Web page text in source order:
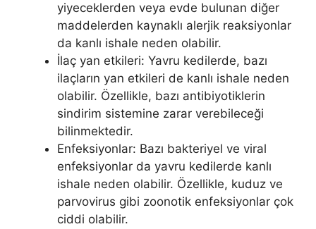
yiyeceklerden veya evde bulunan diğer
maddelerden kaynaklı alerjik reaksiyonlar
da kanlı ishale neden olabilir.
İlaç yan etkileri: Yavru kedilerde, bazı
ilaçların yan etkileri de kanlı ishale neden
olabilir. Özellikle, bazı antibiyotiklerin
sindirim sistemine zarar verebileceği
bilinmektedir.
Enfeksiyonlar: Bazı bakteriyel ve viral
enfeksiyonlar da yavru kedilerde kanlı
ishale neden olabilir. Özellikle, kuduz ve
parvovirus gibi zoonotik enfeksiyonlar çok
ciddi olabilir.